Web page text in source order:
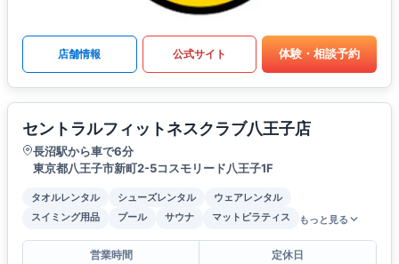
店舗情報 公式サイト 体験・相談予約
セントラルフィットネスクラブ八王子店
長沼駅から車で6分
東京都八王子市新町2-5コスモリード八王子1F
タオルレンタル シューズレンタル
ウェアレンタル
スイミング用品
プール サウナ マットピラティス もっと見る
営業時間
定休日